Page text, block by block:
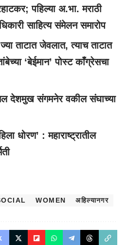
पहिल्या अ.भा. मराठी
साहित्य संमेलन समारोप
ताटात जेवलात, त्याच ताटात
‘बेईमान’ पोस्ट काँग्रेसचा
देशमुख संगमनेर वकील संघाच्या
धोरण’ : महाराष्ट्रातील
WOMEN अहिल्यानगर